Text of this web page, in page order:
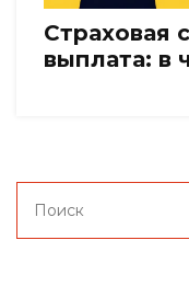
Страховая
выплата: в